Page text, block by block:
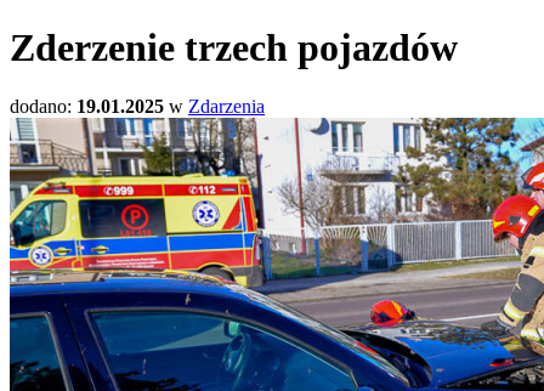
Zderzenie trzech pojazdów
dodano: 19.01.2025 w Zdarzenia